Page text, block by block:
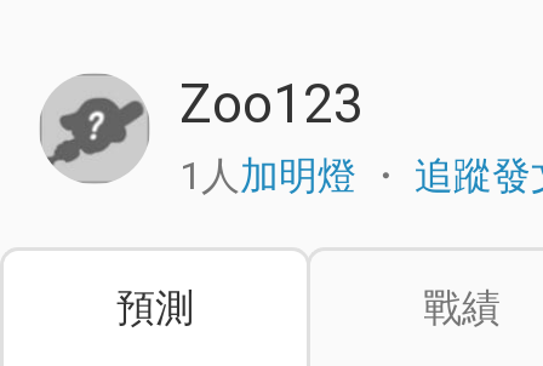
Zoo123
1人加明燈 ・ 追蹤發
預測 戰績